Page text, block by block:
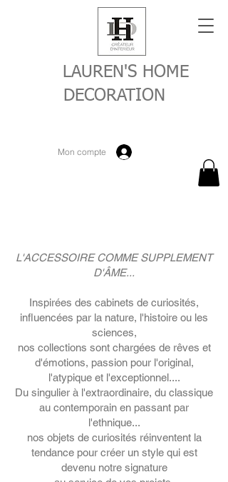
LAUREN'S HOME
DECORATION
Mon compte
L'ACCESSOIRE COMME SUPPLEMENT
D'ÂME...
Inspirées des cabinets de curiosités,
influencées par la nature, l'histoire ou les
sciences,
nos collections sont chargées de rêves et
d'émotions, passion pour l'original,
l'atypique et l'exceptionnel....
Du singulier à l'extraordinaire, du classique
au contemporain en passant par
l'ethnique...
nos objets de curiosités réinventent la
tendance pour créer un style qui est
devenu notre signature